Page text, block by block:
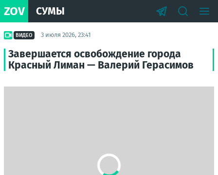
ZOV СУМЫ
ВИДЕО 3 июля 2026, 23:41
Завершается освобождение города
Красный Лиман — Валерий Герасимов